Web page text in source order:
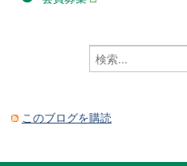
このブログを購読